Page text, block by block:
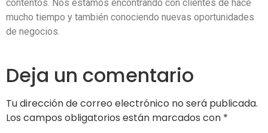
contentos. Nos estamos encontrando con clientes de hace
mucho tiempo y también conociendo nuevas oportunidades
de negocios.
Deja un comentario
Tu dirección de correo electrónico no será publicada.
Los campos obligatorios están marcados con *